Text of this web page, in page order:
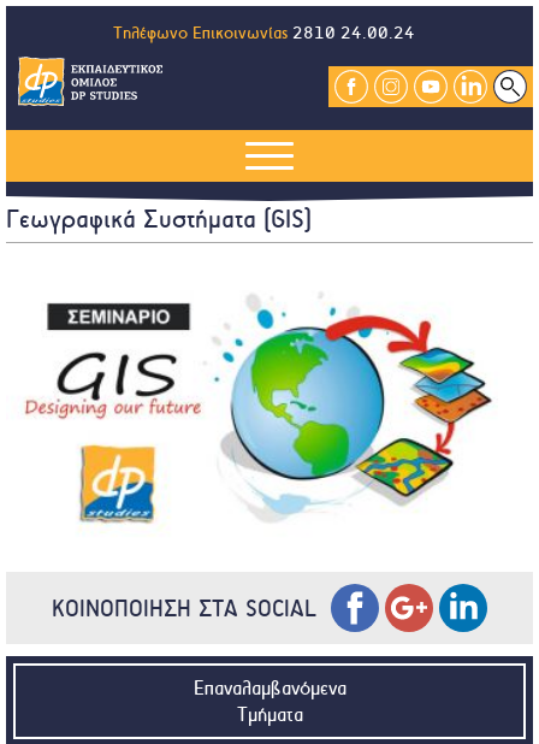
Τηλέφωνο Επικοινωνίας 2810 24.00.24
Γεωγραφικά Συστήματα (GIS)
ΚΟΙΝΟΠΟΙΗΣΗ ΣΤΑ SOCIAL
Επαναλαμβανόμενα
Τμήματα